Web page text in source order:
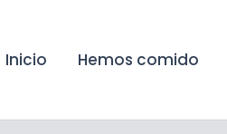
Inicio Hemos comido